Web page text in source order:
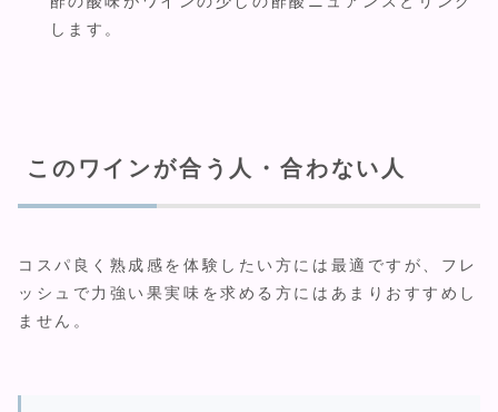
します。
このワインが合う人・合わない人
コスパ良く熟成感を体験したい方には最適ですが、フレ
ッシュで力強い果実味を求める方にはあまりおすすめし
ません。